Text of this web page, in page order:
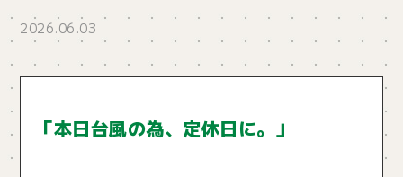
2026.06.03
「本日台風の為、定休日に。」